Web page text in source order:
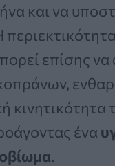
και να
επίσης να
κινητικότητα
ένα
.